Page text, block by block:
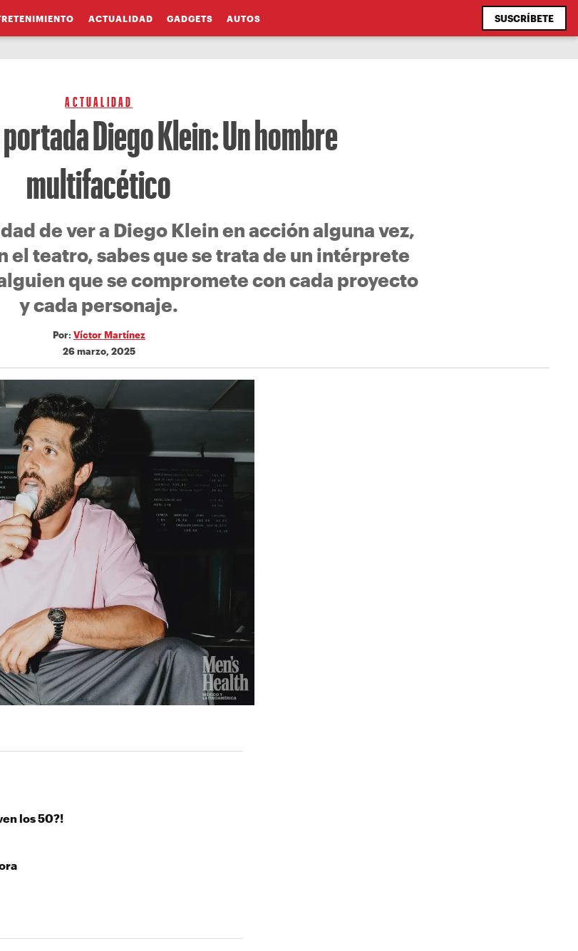
ACTUALIDAD GADGETS AUTOS SUSCRÍBETE
ACTUALIDAD
Diego Klein: Un hombre
multifacético
de ver a Diego Klein en acción alguna vez,
el teatro, sabes que se trata de un intérprete
que se compromete con cada proyecto
y cada personaje.
Por: Víctor Martínez
26 marzo, 2025
los 50?!